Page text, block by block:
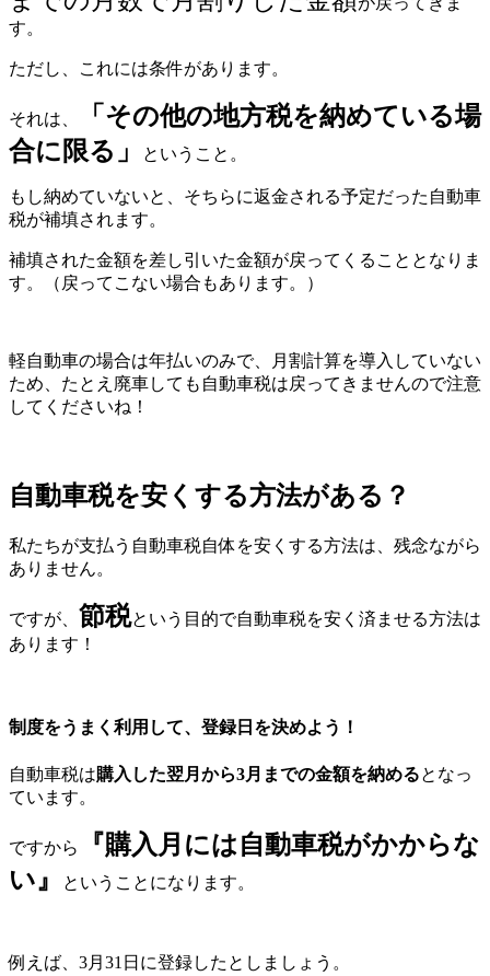
す。
ただし、これには条件があります。
それは、
「その他の地方税を納めている場
合に限る」
ということ。
もし納めていないと、そちらに返金される予定だった自動車
税が補填されます。
補填された金額を差し引いた金額が戻ってくることとなりま
す。（戻ってこない場合もあります。）
軽自動車の場合は年払いのみで、月割計算を導入していない
ため、たとえ廃車しても自動車税は戻ってきませんので注意
してくださいね！
自動車税を安くする方法がある？
私たちが支払う自動車税自体を安くする方法は、残念ながら
ありません。
ですが、 節税という目的で自動車税を安く済ませる方法は
あります！
制度をうまく利用して、登録日を決めよう！
自動車税は購入した翌月から3月までの金額を納めるとなっ
ています。
ですから
『購入月には自動車税がかからな
い』
ということになります。
例えば、3月31日に登録したとしましょう。